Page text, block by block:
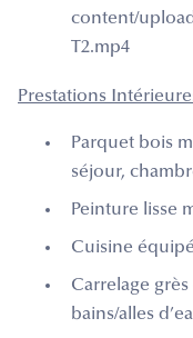
content/
T2.mp4
Prestations
Parquet bois
séjour,
Peinture lisse
Cuisine
Carrelage
bains/alles